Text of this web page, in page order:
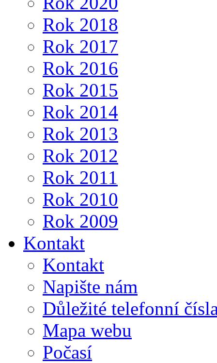
Rok 2018
Rok 2017
Rok 2016
Rok 2015
Rok 2014
Rok 2013
Rok 2012
Rok 2011
Rok 2010
Rok 2009
Kontakt
Kontakt
Napište nám
Důležité telefonní
Mapa webu
Počasí